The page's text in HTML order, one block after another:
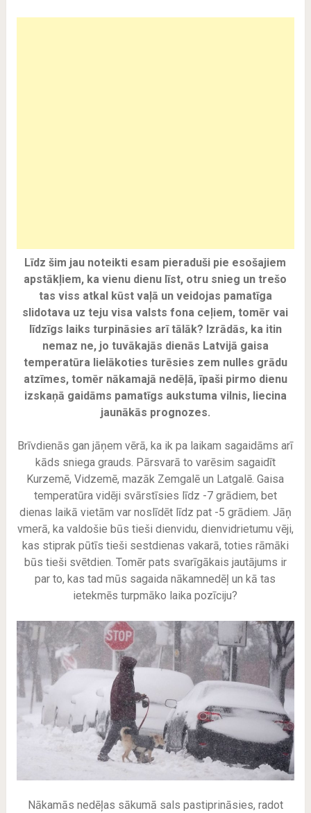
Līdz šim jau noteikti esam pieraduši pie esošajiem
apstākļiem, ka vienu dienu līst, otru snieg un trešo
tas viss atkal kūst vaļā un veidojas pamatīga
slidotava uz teju visa valsts fona ceļiem, tomēr vai
līdzīgs laiks turpināsies arī tālāk? Izrādās, ka itin
nemaz ne, jo tuvākajās dienās Latvijā gaisa
temperatūra lielākoties turēsies zem nulles grādu
atzīmes, tomēr nākamajā nedēļā, īpaši pirmo dienu
izskaņā gaidāms pamatīgs aukstuma vilnis, liecina
jaunākās prognozes.
Brīvdienās gan jāņem vērā, ka ik pa laikam sagaidāms arī
kāds sniega grauds. Pārsvarā to varēsim sagaidīt
Kurzemē, Vidzemē, mazāk Zemgalē un Latgalē. Gaisa
temperatūra vidēji svārstīsies līdz -7 grādiem, bet
dienas laikā vietām var noslīdēt līdz pat -5 grādiem. Jāņ
vmerā, ka valdošie būs tieši dienvidu, dienvidrietumu vēji,
kas stiprak pūtīs tieši sestdienas vakarā, toties rāmāki
būs tieši svētdien. Tomēr pats svarīgākais jautājums ir
par to, kas tad mūs sagaida nākamnedēļ un kā tas
ietekmēs turpmāko laika pozīciju?
Nākamās nedēļas sākumā sals pastiprināsies, radot